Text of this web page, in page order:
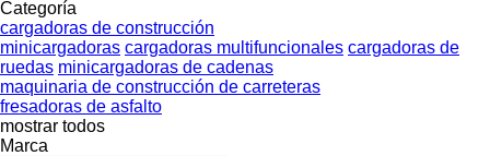
Categoría
cargadoras de construcción
minicargadoras cargadoras multifuncionales cargadoras de
ruedas minicargadoras de cadenas
maquinaria de construcción de carreteras
fresadoras de asfalto
mostrar todos
Marca